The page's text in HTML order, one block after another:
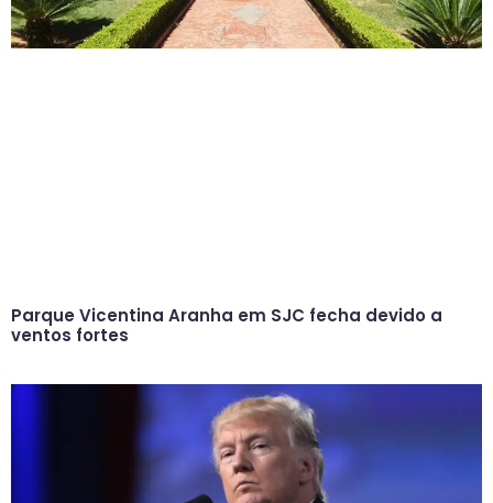
Parque Vicentina Aranha em SJC fecha devido a
ventos fortes